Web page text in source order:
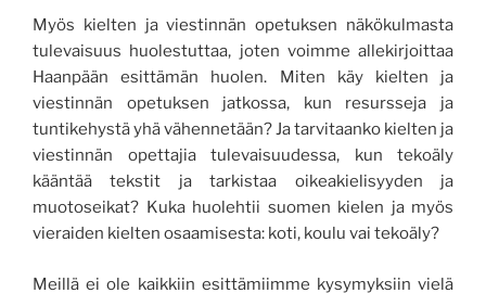
Myös kielten ja viestinnän opetuksen näkökulmasta
tulevaisuus huolestuttaa, joten voimme allekirjoittaa
Haanpään esittämän huolen. Miten käy kielten ja
viestinnän opetuksen jatkossa, kun resursseja ja
tuntikehystä yhä vähennetään? Ja tarvitaanko kielten ja
viestinnän opettajia tulevaisuudessa, kun tekoäly
kääntää tekstit ja tarkistaa oikeakielisyyden ja
muotoseikat? Kuka huolehtii suomen kielen ja myös
vieraiden kielten osaamisesta: koti, koulu vai tekoäly?
Meillä ei ole kaikkiin esittämiimme kysymyksiin vielä